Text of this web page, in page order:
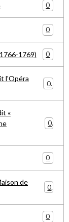
0
0
1769) 0
l'Opéra
0
«
0
0
de
0
0